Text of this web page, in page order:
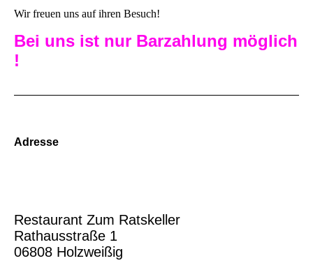
Wir freuen uns auf ihren Besuch!
Bei uns ist nur Barzahlung möglich
!
Adresse
Restaurant Zum Ratskeller
Rathausstraße 1
06808 Holzweißig